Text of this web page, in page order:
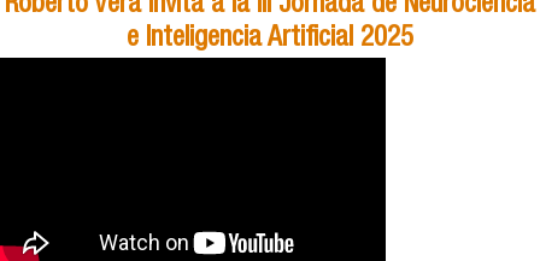
Roberto Vera invita a la III Jornada de Neurociencia
e Inteligencia Artificial 2025